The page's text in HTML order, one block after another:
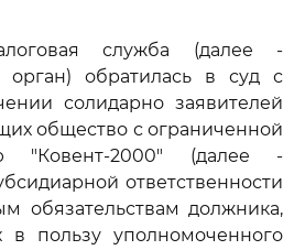
служба (далее -
орган) обратилась в суд с
солидарно заявителей
общество с ограниченной
"Ковент-2000" (далее -
ответственности
обязательствам должника,
в пользу уполномоченного